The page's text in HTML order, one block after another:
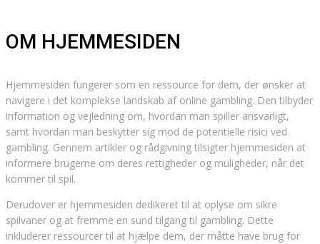
OM HJEMMESIDEN
Hjemmesiden fungerer som en ressource for dem, der ønsker at
navigere i det komplekse landskab af online gambling. Den tilbyder
information og vejledning om, hvordan man spiller ansvarligt,
samt hvordan man beskytter sig mod de potentielle risici ved
gambling. Gennem artikler og rådgivning tilsigter hjemmesiden at
informere brugerne om deres rettigheder og muligheder, når det
kommer til spil.
Derudover er hjemmesiden dedikeret til at oplyse om sikre
spilvaner og at fremme en sund tilgang til gambling. Dette
inkluderer ressourcer til at hjælpe dem, der måtte have brug for